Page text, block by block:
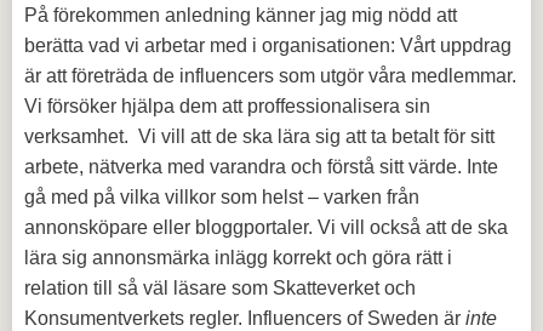
På förekommen anledning känner jag mig nödd att
berätta vad vi arbetar med i organisationen: Vårt uppdrag
är att företräda de influencers som utgör våra medlemmar.
Vi försöker hjälpa dem att proffessionalisera sin
verksamhet. Vi vill att de ska lära sig att ta betalt för sitt
arbete, nätverka med varandra och förstå sitt värde. Inte
gå med på vilka villkor som helst – varken från
annonsköpare eller bloggportaler. Vi vill också att de ska
lära sig annonsmärka inlägg korrekt och göra rätt i
relation till så väl läsare som Skatteverket och
Konsumentverkets regler. Influencers of Sweden är inte